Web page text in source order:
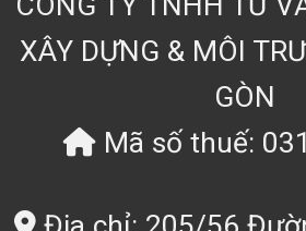
XÂY DỰNG & MÔI
GÒN
Mã số thuế: